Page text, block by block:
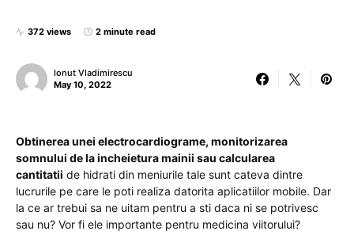
372 views 2 minute read
Ionut Vladimirescu
May 10, 2022
Obtinerea unei electrocardiograme, monitorizarea
somnului de la incheietura mainii sau calcularea
cantitatii de hidrati din meniurile tale sunt cateva dintre
lucrurile pe care le poti realiza datorita aplicatiilor mobile. Dar
la ce ar trebui sa ne uitam pentru a sti daca ni se potrivesc
sau nu? Vor fi ele importante pentru medicina viitorului?